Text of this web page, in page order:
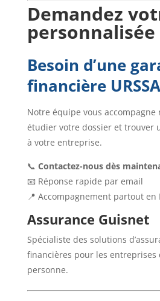
Demandez
personnalisée
Besoin d’une
financière
Notre équipe vous
étudier votre dossier et trouver
à votre entreprise.
📞 Contactez-nous dès
📧 Réponse rapide par email
📍 Accompagnement partout en
Assurance Guisnet
Spécialiste des solutions
financières pour les entreprises
personne.